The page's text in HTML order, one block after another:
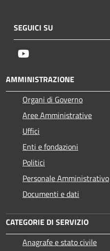
SEGUICI SU
AMMINISTRAZIONE
Organi di Governo
Aree Amministrative
Uffici
Enti e fondazioni
Politici
Personale Amministrativo
Documenti e dati
CATEGORIE DI SERVIZIO
Anagrafe e stato civile